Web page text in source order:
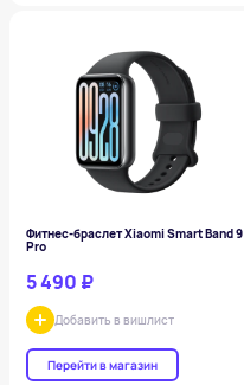
Фитнес-браслет Xiaomi Smart Band 9
Pro
5 490 ₽
Добавить в вишлист
Перейти в магазин